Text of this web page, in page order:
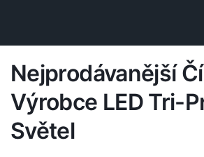
Nejprodávanější
Výrobce LED Tri-
Světel